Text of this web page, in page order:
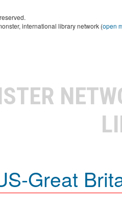
international library network (open
Great